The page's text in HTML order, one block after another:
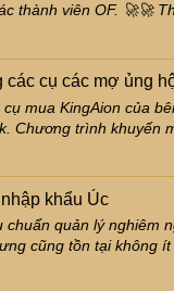
thành viên OF. 🚀🚀
cụ các mợ ủng
mua KingAion của
Chương trình khuyến
khẩu Úc
quản lý nghiêm
cũng tồn tại không